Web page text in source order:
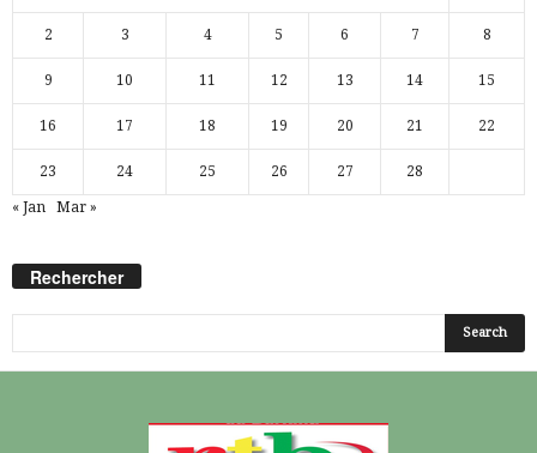
2 3 4 5 6 7 8
9 10 11 12 13 14 15
16 17 18 19 20 21 22
23 24 25 26 27 28
« Jan Mar »
Rechercher